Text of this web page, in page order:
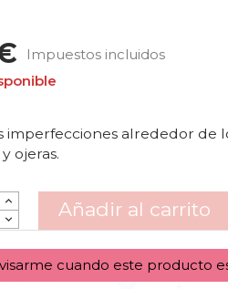
Impuestos incluidos
imperfecciones alrededor de
ojeras.
Añadir al carrito
cuando este producto